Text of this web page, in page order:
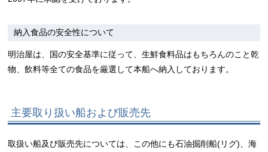
納入食品の安全性について
明治屋は、国の安全基準に従って、生鮮食料品はもちろんのこと乾
物、飲料等全ての食品を厳選して本船へ納入しております。
主要取り扱い船および販売先
取扱い船及び販売先については、この他にも石油掘削船(リグ)、海